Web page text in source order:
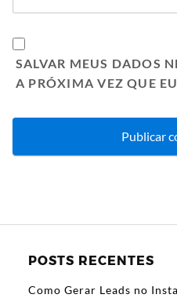
SALVAR MEUS DADOS
A PRÓXIMA VEZ QUE
POSTS RECENTES
Como Gerar Leads no